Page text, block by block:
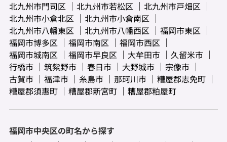
北九州市門司区
北九州市若松区
北九州市戸畑区
北九州市小倉北区
北九州市小倉南区
北九州市八幡東区
北九州市八幡西区
福岡市東区
福岡市博多区
福岡市南区
福岡市西区
福岡市城南区
福岡市早良区 大牟田市
久留米市
行橋市
筑紫野市 春日市 大野城市
宗像市
古賀市
福津市 糸島市 那珂川市
糟屋郡志免町
糟屋郡須惠町
糟屋郡新宮町 糟屋郡粕屋町
福岡市中央区の町名から探す